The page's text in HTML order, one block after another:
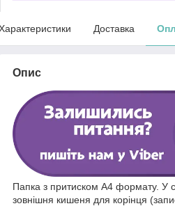
Доставка
Опис
Папка з притиском А4 формату. У
зовнішня кишеня для корінця